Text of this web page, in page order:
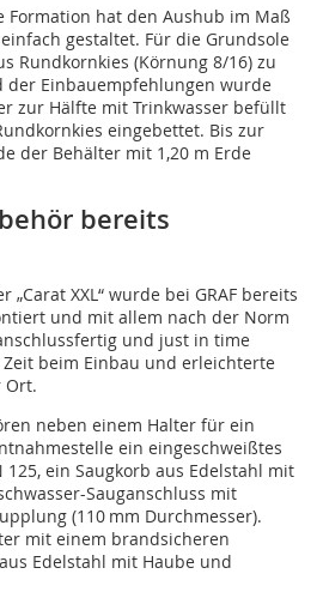
Formation hat den Aushub im Maß
gestaltet. Für die Grundsole
Rundkornkies (Körnung 8/16) zu
der Einbauempfehlungen wurde
zur Hälfte mit Trinkwasser befüllt
eingebettet. Bis zur
der Behälter mit 1,20 m Erde
bereits
„Carat XXL“ wurde bei GRAF bereits
und mit allem nach der Norm
und just in time
beim Einbau und erleichterte
Ort.
neben einem Halter für ein
ein eingeschweißtes
ein Saugkorb aus Edelstahl mit
Sauganschluss mit
(110 mm Durchmesser).
mit einem brandsicheren
Edelstahl mit Haube und